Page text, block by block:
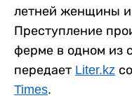
летней женщины и
Преступление
ферме в одном из
передает Liter.kz
Times.